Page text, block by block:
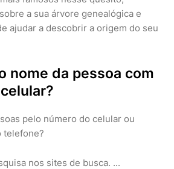
a sua árvore genealógica e
ajudar a descobrir a origem do seu
nome da pessoa com
pelo número do celular ou
telefone?
nos sites de busca. ...